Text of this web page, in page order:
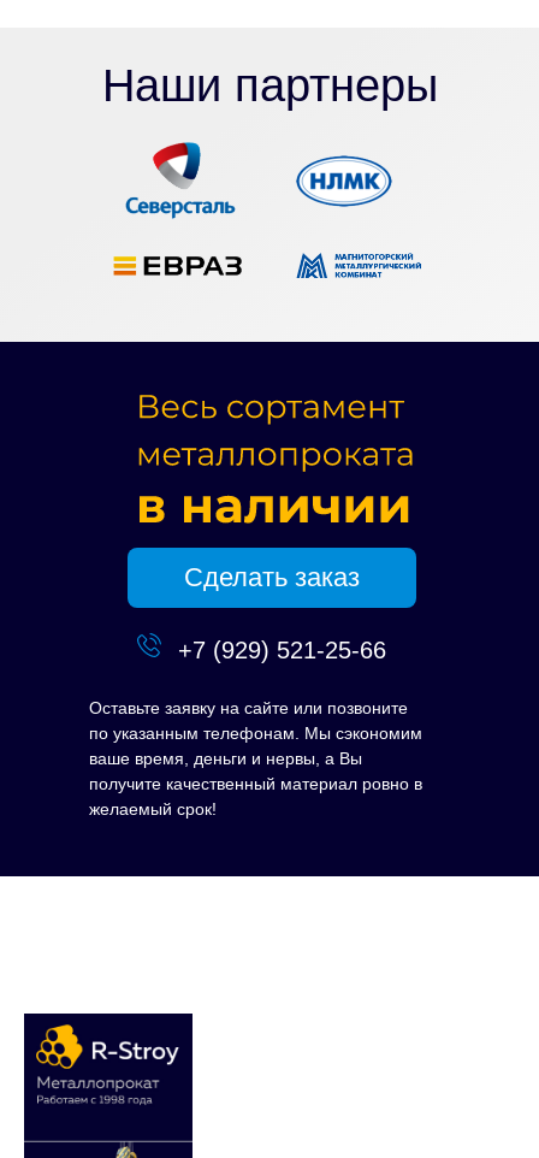
Оставьте заявку на сайте или позвоните
по указанным телефонам. Мы сэкономим
ваше время, деньги и нервы, а Вы
получите качественный материал ровно в
желаемый срок!
Наши партнеры
Сделать заказ
+7 (929) 521-25-66